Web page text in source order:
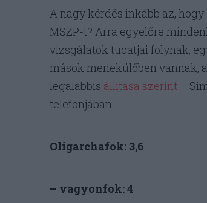
A nagy kérdés inkább az,
MSZP-t? Arra egyelőre
vizsgálatok tucatjai folynak,
mások menekülőben vannak,
legalábbis állítása szerint –
telefonjában.
Oligarchafok: 3,6
– vagyonfok: 4